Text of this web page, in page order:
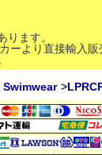
ます。
ーより直接輸入販
Swimwear